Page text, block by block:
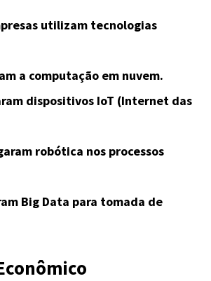
utilizam tecnologias
a computação em nuvem.
dispositivos IoT (Internet das
robótica nos processos
Big Data para tomada de